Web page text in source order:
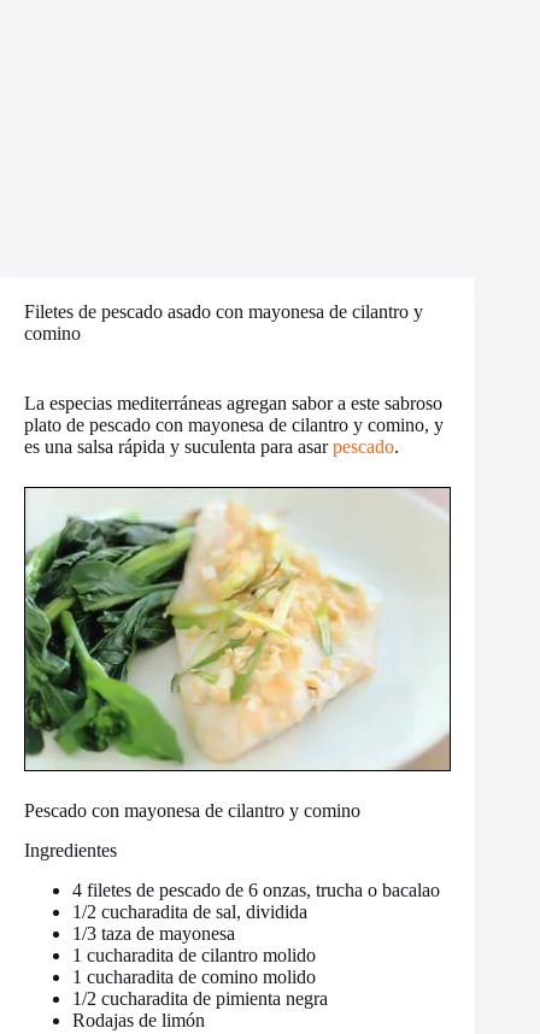
Filetes de pescado asado con mayonesa de cilantro y
comino
La especias mediterráneas agregan sabor a este sabroso
plato de pescado con mayonesa de cilantro y comino, y
es una salsa rápida y suculenta para asarpescado.
Pescado con mayonesa de cilantro y comino
Ingredientes
4 filetes de pescado de 6 onzas, trucha o bacalao
1/2 cucharadita de sal, dividida
1/3 taza de mayonesa
1 cucharadita de cilantro molido
1 cucharadita de comino molido
1/2 cucharadita de pimienta negra
Rodajas de limón